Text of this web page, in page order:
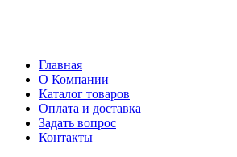
Главная
О Компании
Каталог товаров
Оплата и доставка
Задать вопрос
Контакты